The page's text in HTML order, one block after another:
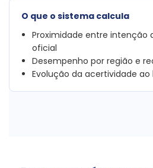
O que o sistema calcula
Proximidade entre intenção
oficial
Desempenho por região e
Evolução da acertividade